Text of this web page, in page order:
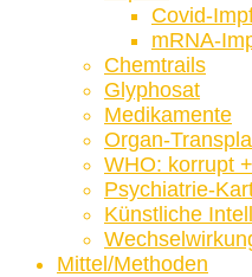
Covid-
mRNA-
Chemtrails
Glyphosat
Medikamente
Organ-
WHO: korrupt
Psychiatrie-
Künstliche
Mittel/Methoden